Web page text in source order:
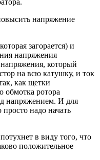
напряжение
загорается) и
напряжения
напряжения, который
на всю катушку, и ток
как щетки
обмотка ротора
напряжением. И для
просто надо начать
в виду того, что
положительное